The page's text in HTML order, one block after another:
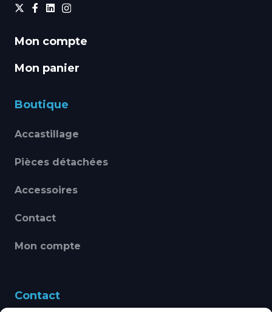
Mon compte
Mon panier
Boutique
Accastillage
Pièces détachées
Accessoires
Contact
Mon compte
Contact